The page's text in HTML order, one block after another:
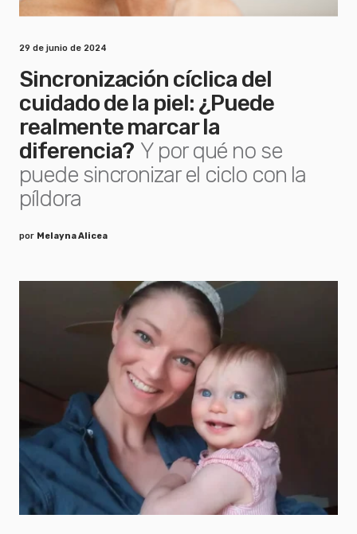
29 de junio de 2024
Sincronización cíclica del
cuidado de la piel: ¿Puede
realmente marcar la
diferencia? Y por qué no se
puede sincronizar el ciclo con la
píldora
por Melayna Alicea